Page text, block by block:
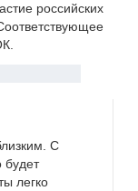
российских
С
будет
легко